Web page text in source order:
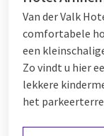
Van der Valk
comfortabele
een
Zo vindt u hier
lekkere
het